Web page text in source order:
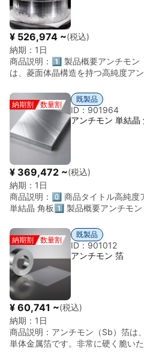
研究用途などに使用される。 基本
モン 合金 組成 Pb95 / Sb5 形状
特徴 硬度向上、耐摩耗性、耐食性
¥ 526,974 ~(税込)
納期： 1日
商品説明：
1️⃣ 製品概要アンチモ
は、菱面体晶構造を持つ高純度ア
チモンは非常に脆く、加工が極め
（UHV）環境下での表面科学実験
おいて、試料ホルダーへの確実な
せるために、このトップハット形
$6.69$ $g/cm^3$（25°Cにおける
感があります）2️⃣ 基本物性（代
内容備考純度$5N (99.999\%)$ 〜
物)結晶構造菱面体晶
(100)(天面方位精度 $\pm 1^\circ$
研磨 または 劈開面(側面・底面：
る銀白色(非常に脆く割れやすい
ネジ止めなどで直接圧力をかける
ット型の「つば（フランジ）」部
ることで、安定した固定が可能に
天面のみを分析位置に露出させる
次電子や不要な信号の干渉を防ぎ
状態を正確に測定できます。温度
面をヒーターや冷却ヘッドに密着
的な温度可変実験をサポートしま
(111)方位の場合、天面を真空中で
トップハット形状は応力のコント
平坦面を得るのに有利です。4️⃣ 主
納期割 数量割
既製品
ID：901964
アンチモン 単結晶
¥ 369,472 ~(税込)
納期： 1日
商品説明：
0️⃣ 商品タイトル高純度
単結晶 角板1️⃣ 製品概要アンチモ
えて育成・カットした高純度材料
（Rhombohedral）という特殊な結
な**「異方性」**が非常に強い材料
れてしまうこれらの特性を、単一
すことで、トポロジカル絶縁体の
の挙動解析、あるいは中性子線の
実験に使用されます。2️⃣ 基本物性
上）項目内容備考純度$5N
(99.9999\%)$(極低不純物)結晶構
A7構造)主要な方位(111), (110),
$\pm 2^\circ$ 以内)融点630.6°C(
納期割 数量割
既製品
ID：901012
アンチモン 箔
¥ 60,741 ~(税込)
納期： 1日
商品説明： アンチモン（Sb）箔は
単体金属箔です。非常に硬く脆い